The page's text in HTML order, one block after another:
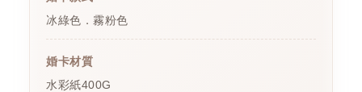
冰綠色．霧粉色
婚卡材質
水彩紙400G